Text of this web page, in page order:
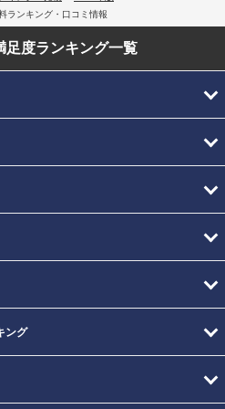
ランキング・口コミ情報
足度ランキング一覧
ング